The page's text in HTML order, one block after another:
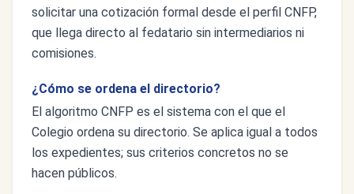
solicitar una cotización formal desde el perfil CNFP,
que llega directo al fedatario sin intermediarios ni
comisiones.
¿Cómo se ordena el directorio?
El algoritmo CNFP es el sistema con el que el
Colegio ordena su directorio. Se aplica igual a todos
los expedientes; sus criterios concretos no se
hacen públicos.